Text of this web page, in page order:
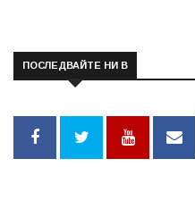
ПОСЛЕДВАЙТЕ НИ В